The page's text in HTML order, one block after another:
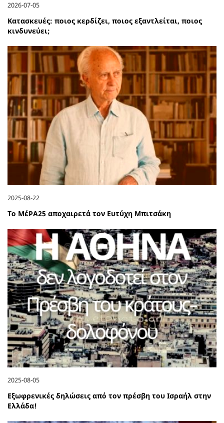
2026-07-05
Κατασκευές: ποιος κερδίζει, ποιος εξαντλείται, ποιος
κινδυνεύει;
2025-08-22
Το ΜέΡΑ25 αποχαιρετά τον Ευτύχη Μπιτσάκη
2025-08-05
Εξωφρενικές δηλώσεις από τον πρέσβη του Ισραήλ στην
Ελλάδα!